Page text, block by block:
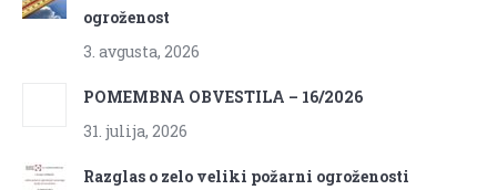
ogroženost
3. avgusta, 2026
POMEMBNA OBVESTILA – 16/2026
31. julija, 2026
Razglas o zelo veliki požarni ogroženosti